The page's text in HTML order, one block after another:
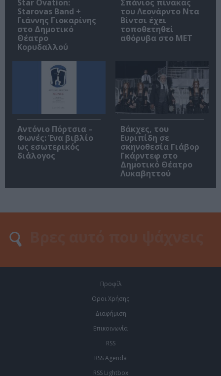
Star Ovation:
Starovas Band +
Γιάννης Γιοκαρίνης
στο Δημοτικό
Θέατρο
Κορυδαλλού
Σπάνιος πίνακας
του Λεονάρντο Ντα
Βίντσι έχει
τοποθετηθεί
αθόρυβα στο MET
Αντόνιο Πόρτσια –
Φωνές: Ένα βιβλίο
ως εσωτερικός
διάλογος
Βάκχες, του
Ευριπίδη σε
σκηνοθεσία Γιάβορ
Γκάρντεφ στο
Δημοτικό Θέατρο
Λυκαβηττού
Προφίλ
Οροι Χρήσης
Διαφήμιση
Επικοινωνία
RSS
RSS Agenda
RSS Lightbox